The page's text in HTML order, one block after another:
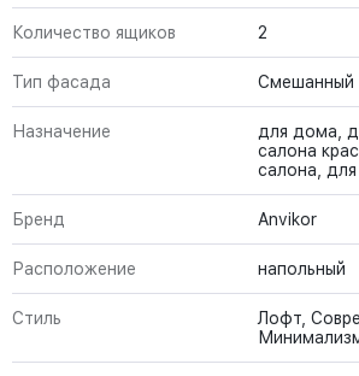
Количество ящиков 2
Тип фасада Смешанный
Назначение
для дома,
салона
салона,
Бренд Anvikor
Расположение напольный
Стиль
Лофт,